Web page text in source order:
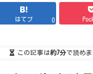
はてブ 0
この記事は約7分で読めま